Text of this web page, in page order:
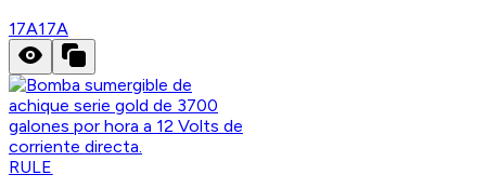
17A17A
RULE